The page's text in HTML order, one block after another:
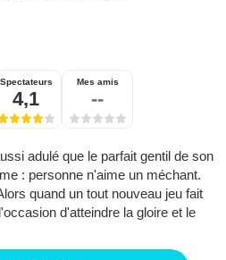
Spectateurs
4,1
Mes amis
--
adulé que le parfait gentil de son
: personne n'aime un méchant.
quand un tout nouveau jeu fait
d'atteindre la gloire et le